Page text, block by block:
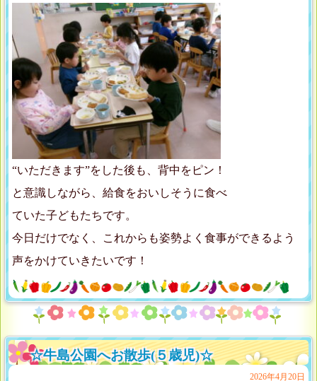
“いただきます”をした後も、背中をピン！
と意識しながら、給食をおいしそうに食べ
ていた子どもたちです。
今日だけでなく、これからも姿勢よく食事ができるよう
声をかけていきたいです！
☆牛島公園へお散歩(５歳児)☆
2026年4月20日